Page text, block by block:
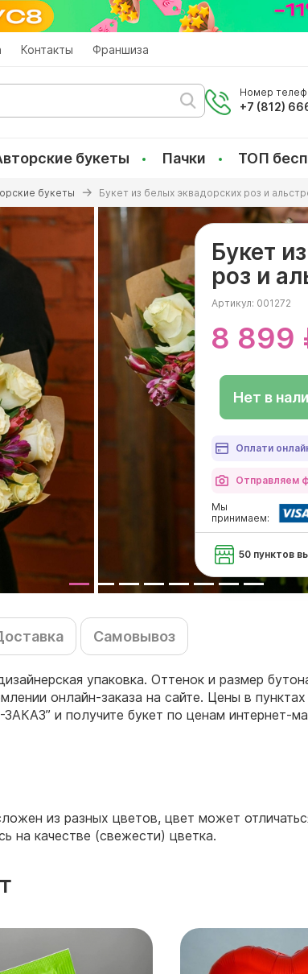
Контакты Франшиза
Номер
+7 (812)
букеты Пачки ТОП
букеты Букет из белых эквадорских роз и
Букет
роз и
Артикул: 001272
8 899
Нет в
Оплати
Отправляем
Мы
принимаем:
50 пунктов
Самовывоз
упаковка. Оттенок и размер
онлайн-заказа на сайте. Цены в
и получите букет по ценам интернет-
из разных цветов, цвет может
на качестве (свежести) цветка.